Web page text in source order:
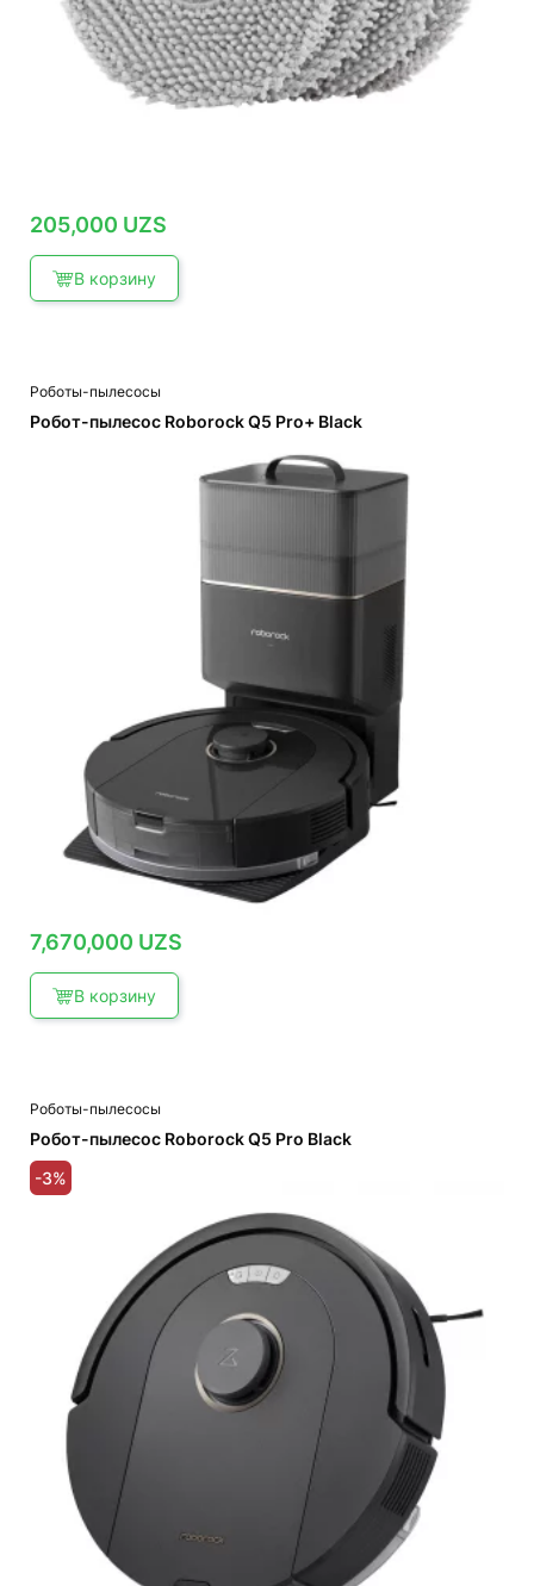
205,000 UZS
В корзину
Роботы-пылесосы
Робот-пылесос Roborock Q5 Pro+ Black
7,670,000 UZS
В корзину
Роботы-пылесосы
Робот-пылесос Roborock Q5 Pro Black
-3%